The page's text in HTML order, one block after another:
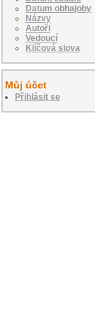
Datum obhajoby
Názvy
Autoři
Vedoucí
Klíčová slova
Můj účet
Přihlásit se